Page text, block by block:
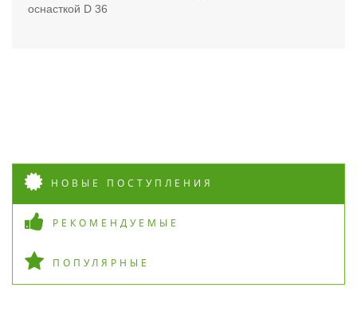
оснасткой D 36
НОВЫЕ ПОСТУПЛЕНИЯ
РЕКОМЕНДУЕМЫЕ
ПОПУЛЯРНЫЕ